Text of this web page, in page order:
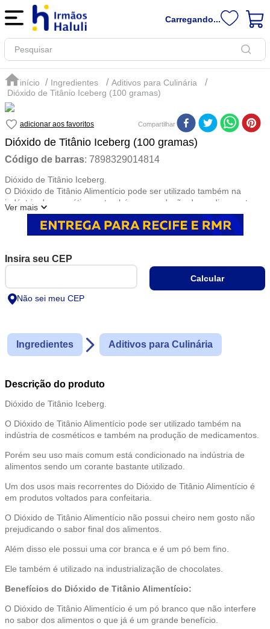
Carregando...
Pesquisar
Ingredientes
Aditivos para Culinária
Dióxido de Titânio Iceberg (100 gramas)
Compartilhar
Dióxido de Titânio Iceberg (100 gramas)
Código de barras: 7898329014814
Dióxido de Titânio Iceberg.
O Dióxido de Titânio Alimentício pode ser utilizado também na
indústria de cosméticos e também na produção de medicamentos.
Porém seu uso mais comum está condicionado na indústria de
alimentos sendo um corante bastante utilizado.
Um dos usos mais recorrentes do Dióxido de Titânio Alimentício é
Ver mais
Não sei meu CEP
Ingredientes Aditivos para Culinária
Descrição do produto
Dióxido de Titânio Iceberg.
O Dióxido de Titânio Alimentício pode ser utilizado também na
indústria de cosméticos e também na produção de medicamentos.
Porém seu uso mais comum está condicionado na indústria de
alimentos sendo um corante bastante utilizado.
Um dos usos mais recorrentes do Dióxido de Titânio Alimentício é
em produtos voltados para confeitaria.
O Dióxido de Titânio Alimentício não possui cheiro nem gosto não
prejudicando o sabor final dos alimentos.
Além disso ele possui uma cor branca e é um pó bem fino.
Ele também é utilizado na industrialização de chocolates.
Benefícios do Dióxido de Titânio Alimentício:
O Dióxido de Titânio Alimentício é um pó branco que não interfere
no sabor dos alimentos o que já é um grande benefício.